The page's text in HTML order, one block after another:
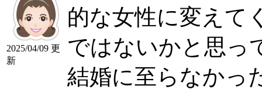
2025/04/09 更
新
的な女性に変えて
ではないかと思っ
結婚に至らなかっ